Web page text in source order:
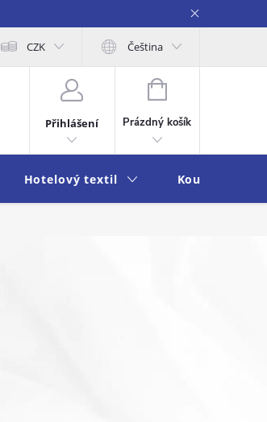
Moje objednávka
CZK Čeština
Přihlášení
NÁKUPNÍ
KOŠÍK
Prázdný košík
Hotelový textil Koupelna a